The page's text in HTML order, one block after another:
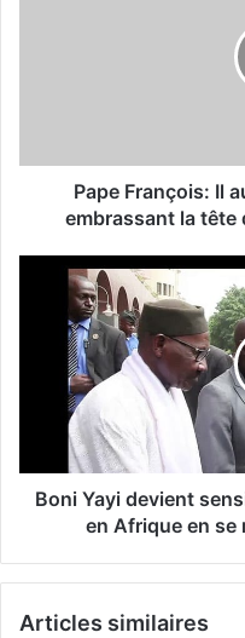
Pape François: Il
embrassant la tête
Boni Yayi devient
en Afrique en
Articles similaires